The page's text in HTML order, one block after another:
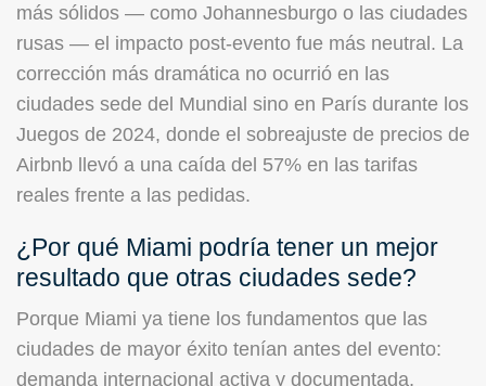
más sólidos — como Johannesburgo o las ciudades
rusas — el impacto post-evento fue más neutral. La
corrección más dramática no ocurrió en las
ciudades sede del Mundial sino en París durante los
Juegos de 2024, donde el sobreajuste de precios de
Airbnb llevó a una caída del 57% en las tarifas
reales frente a las pedidas.
¿Por qué Miami podría tener un mejor
resultado que otras ciudades sede?
Porque Miami ya tiene los fundamentos que las
ciudades de mayor éxito tenían antes del evento:
demanda internacional activa y documentada,